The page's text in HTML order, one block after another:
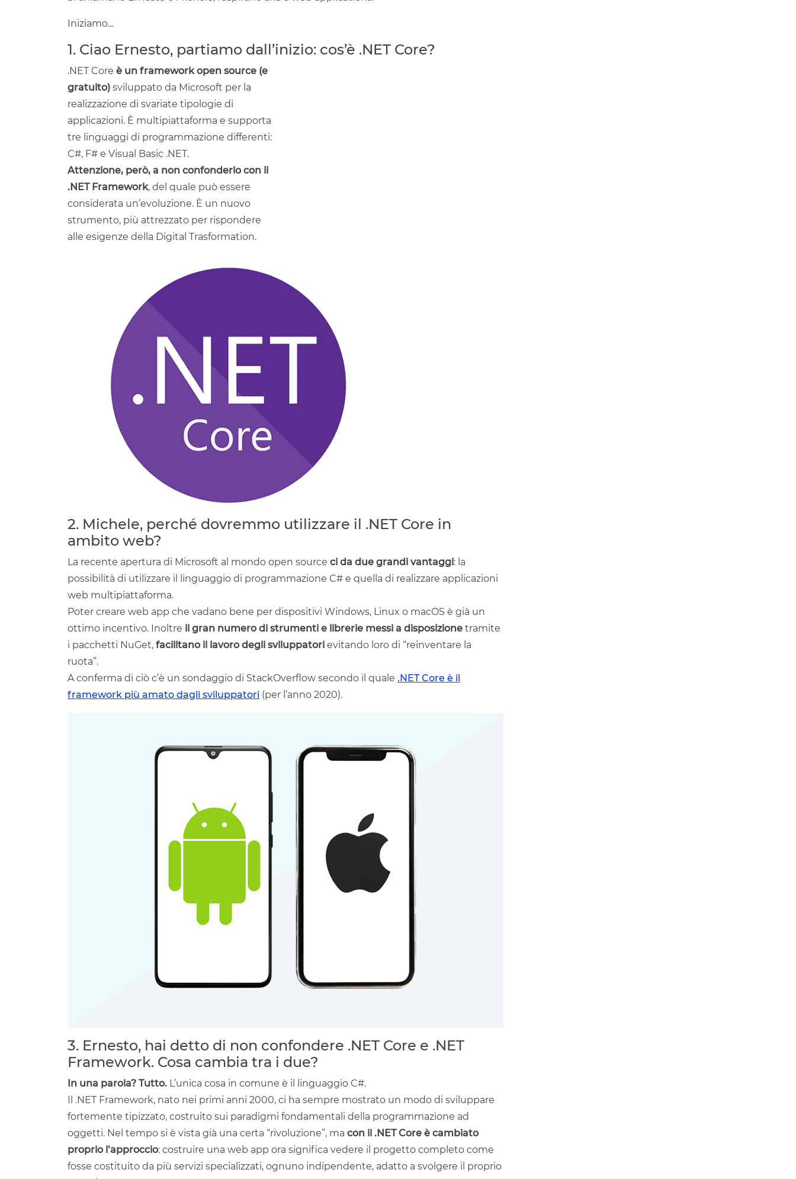
Iniziamo…
1. Ciao Ernesto, partiamo dall’inizio: cos’è .NET Core?
.NET Core è un framework open source (e
gratuito) sviluppato da Microsoft per la
realizzazione di svariate tipologie di
applicazioni. È multipiattaforma e supporta
tre linguaggi di programmazione differenti:
C#, F# e Visual Basic .NET.
Attenzione, però, a non confonderlo con il
.NET Framework, del quale può essere
considerata un’evoluzione. È un nuovo
strumento, più attrezzato per rispondere
alle esigenze della Digital Trasformation.
2. Michele, perché dovremmo utilizzare il .NET Core in
ambito web?
La recente apertura di Microsoft al mondo open source ci da due grandi vantaggi: la
possibilità di utilizzare il linguaggio di programmazione C# e quella di realizzare applicazioni
web multipiattaforma.
Poter creare web app che vadano bene per dispositivi Windows, Linux o macOS è già un
ottimo incentivo. Inoltre il gran numero di strumenti e librerie messi a disposizione tramite
i pacchetti NuGet, facilitano il lavoro degli sviluppatori evitando loro di “reinventare la
ruota”.
A conferma di ciò c’è un sondaggio di StackOverflow secondo il quale .NET Core è il
framework più amato dagli sviluppatori (per l’anno 2020).
3. Ernesto, hai detto di non confondere .NET Core e .NET
Framework. Cosa cambia tra i due?
In una parola? Tutto. L’unica cosa in comune è il linguaggio C#.
Il .NET Framework, nato nei primi anni 2000, ci ha sempre mostrato un modo di sviluppare
fortemente tipizzato, costruito sui paradigmi fondamentali della programmazione ad
oggetti. Nel tempo si è vista già una certa “rivoluzione”, ma con il .NET Core è cambiato
proprio l’approccio: costruire una web app ora significa vedere il progetto completo come
fosse costituito da più servizi specializzati, ognuno indipendente, adatto a svolgere il proprio